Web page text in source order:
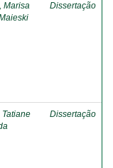
Marisa
Dissertação
Tatiane
Dissertação